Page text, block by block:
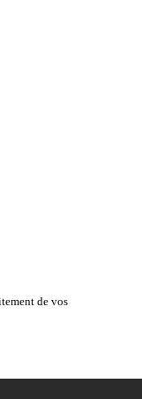
de vos